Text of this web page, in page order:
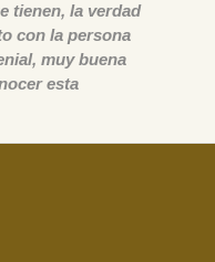
tienen, la verdad
con la persona
muy buena
esta